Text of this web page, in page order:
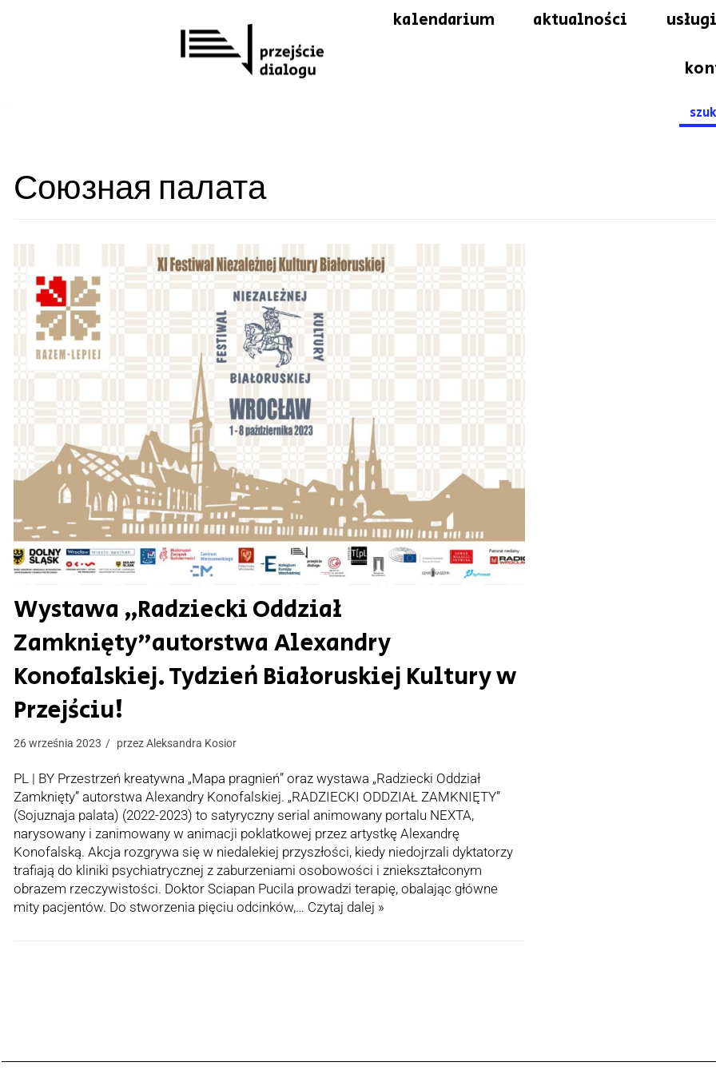
kalendarium aktualności
for:
Союзная палата
Wystawa „Radziecki Oddział
Zamknięty”autorstwa Alexandry
Konofalskiej. Tydzień Białoruskiej Kultury w
Przejściu!
26 września 2023 przezAleksandra Kosior
PL | BY Przestrzeń kreatywna „Mapa pragnień” oraz wystawa „Radziecki Oddział
Zamknięty” autorstwa Alexandry Konofalskiej. „RADZIECKI ODDZIAŁ ZAMKNIĘTY”
(Sojuznaja palata) (2022-2023) to satyryczny serial animowany portalu NEXTA,
narysowany i zanimowany w animacji poklatkowej przez artystkę Alexandrę
Konofalską. Akcja rozgrywa się w niedalekiej przyszłości, kiedy niedojrzali dyktatorzy
trafiają do kliniki psychiatrycznej z zaburzeniami osobowości i zniekształconym
obrazem rzeczywistości. Doktor Sciapan Pucila prowadzi terapię, obalając główne
mity pacjentów. Do stworzenia pięciu odcinków,… Czytaj dalej »